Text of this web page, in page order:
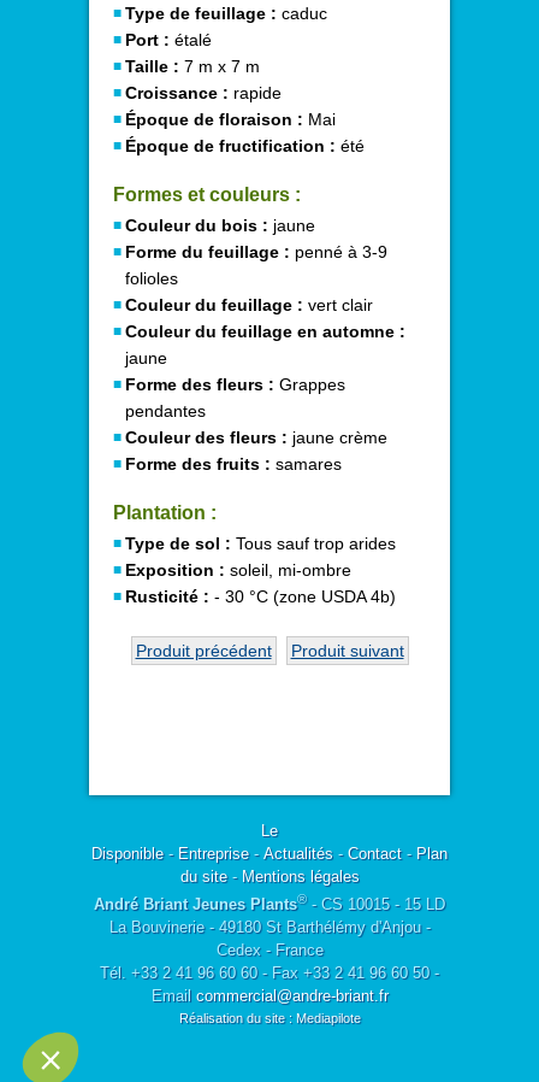
Type de feuillage : caduc
Port : étalé
Taille : 7 m x 7 m
Croissance : rapide
Époque de floraison : Mai
Époque de fructification : été
Formes et couleurs :
Couleur du bois : jaune
Forme du feuillage : penné à 3-9
folioles
Couleur du feuillage : vert clair
Couleur du feuillage en automne :
jaune
Forme des fleurs : Grappes
pendantes
Couleur des fleurs : jaune crème
Forme des fruits : samares
Plantation :
Type de sol : Tous sauf trop arides
Exposition : soleil, mi-ombre
Rusticité : - 30 °C (zone USDA 4b)
Produit précédent Produit suivant
Le
Disponible- Entreprise- Actualités - Contact- Plan
du site- Mentions légales
André Briant Jeunes Plants®- CS 10015 - 15 LD
La Bouvinerie - 49180 St Barthélémy d'Anjou -
Cedex - France
Tél. +33 2 41 96 60 60 - Fax +33 2 41 96 60 50 -
Email commercial@andre-briant.fr
Réalisation du site : Mediapilote